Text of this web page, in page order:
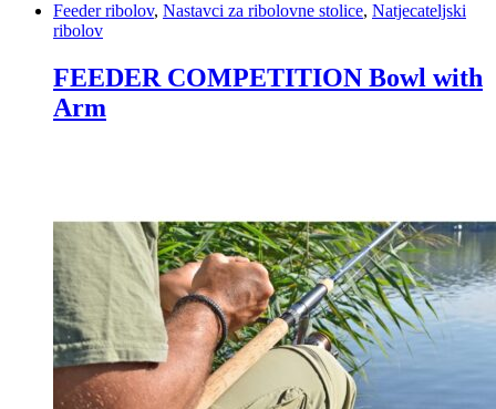
Feeder ribolov, Nastavci za ribolovne stolice, Natjecateljski
ribolov
FEEDER COMPETITION Bowl with
Arm